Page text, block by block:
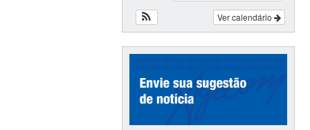
Ver calendário